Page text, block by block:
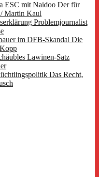
ESC mit Naidoo Der für
/ Martin Kaul
Problemjournalist
im DFB-Skandal Die
Lawinen-Satz
Das Recht,